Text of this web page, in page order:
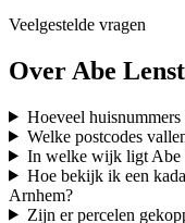
Veelgestelde vragen
Over Abe
Hoeveel
Welke postcodes
In welke wijk ligt Abe
Hoe bekijk ik een
Arnhem?
Zijn er percelen